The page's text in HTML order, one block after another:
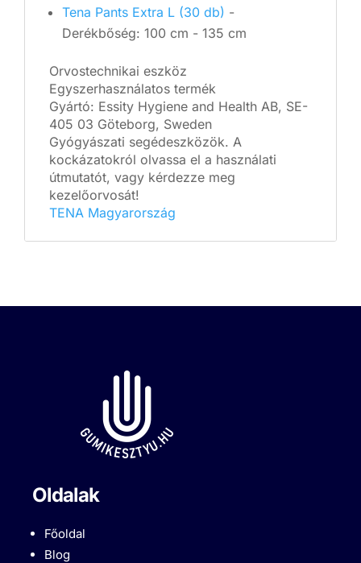
Tena Pants Extra L (30 db) -
Derékbőség: 100 cm - 135 cm
Orvostechnikai eszköz
Egyszerhasználatos termék
Gyártó: Essity Hygiene and Health AB, SE-
405 03 Göteborg, Sweden
Gyógyászati segédeszközök. A
kockázatokról olvassa el a használati
útmutatót, vagy kérdezze meg
kezelőorvosát!
TENA Magyarország
Oldalak
Főoldal
Blog